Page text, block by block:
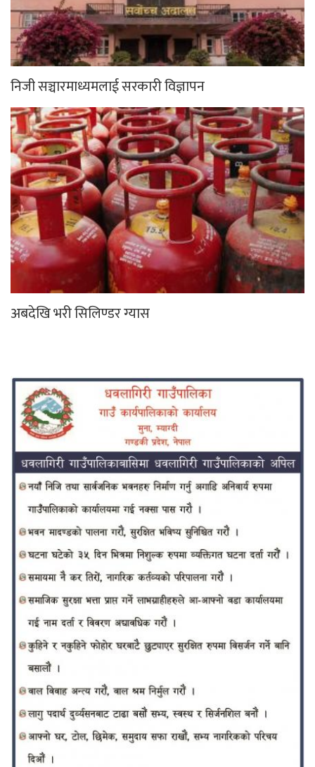
निजी सञ्चारमाध्यमलाई सरकारी विज्ञापन
अबदेखि भरी सिलिण्डर ग्यास